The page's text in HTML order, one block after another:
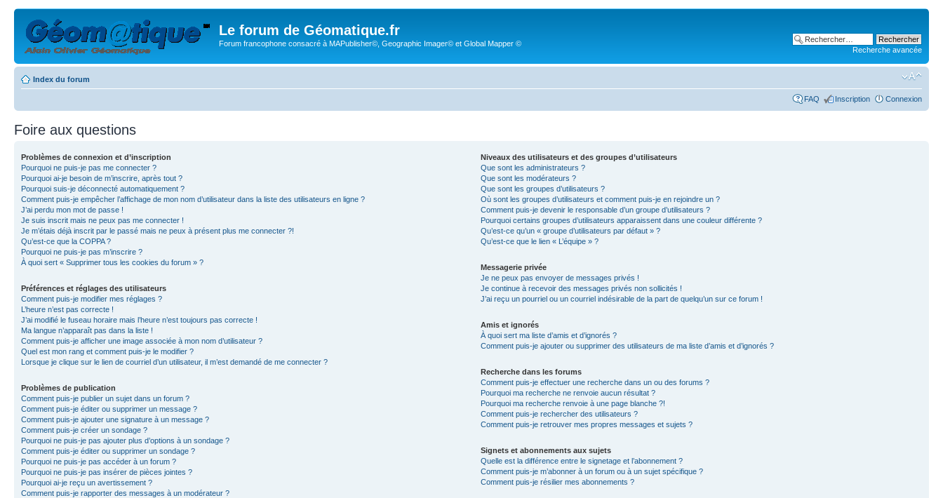
Le forum de Géomatique.fr
Forum francophone consacré à MAPublisher©, Geographic Imager© et Global Mapper ©
Recherche avancée
Index du forum
FAQ Inscription Connexion
Foire aux questions
Problèmes de connexion et d’inscription
Pourquoi ne puis-je pas me connecter ?
Pourquoi ai-je besoin de m’inscrire, après tout ?
Pourquoi suis-je déconnecté automatiquement ?
Comment puis-je empêcher l’affichage de mon nom d’utilisateur dans la liste des utilisateurs en ligne ?
J’ai perdu mon mot de passe !
Je suis inscrit mais ne peux pas me connecter !
Je m’étais déjà inscrit par le passé mais ne peux à présent plus me connecter ?!
Qu’est-ce que la COPPA ?
Pourquoi ne puis-je pas m’inscrire ?
À quoi sert « Supprimer tous les cookies du forum » ?
Préférences et réglages des utilisateurs
Comment puis-je modifier mes réglages ?
L’heure n’est pas correcte !
J’ai modifié le fuseau horaire mais l’heure n’est toujours pas correcte !
Ma langue n’apparaît pas dans la liste !
Comment puis-je afficher une image associée à mon nom d’utilisateur ?
Quel est mon rang et comment puis-je le modifier ?
Lorsque je clique sur le lien de courriel d’un utilisateur, il m’est demandé de me connecter ?
Problèmes de publication
Comment puis-je publier un sujet dans un forum ?
Comment puis-je éditer ou supprimer un message ?
Comment puis-je ajouter une signature à un message ?
Comment puis-je créer un sondage ?
Pourquoi ne puis-je pas ajouter plus d’options à un sondage ?
Comment puis-je éditer ou supprimer un sondage ?
Pourquoi ne puis-je pas accéder à un forum ?
Pourquoi ne puis-je pas insérer de pièces jointes ?
Pourquoi ai-je reçu un avertissement ?
Comment puis-je rapporter des messages à un modérateur ?
Niveaux des utilisateurs et des groupes d’utilisateurs
Que sont les administrateurs ?
Que sont les modérateurs ?
Que sont les groupes d’utilisateurs ?
Où sont les groupes d’utilisateurs et comment puis-je en rejoindre un ?
Comment puis-je devenir le responsable d’un groupe d’utilisateurs ?
Pourquoi certains groupes d’utilisateurs apparaissent dans une couleur différente ?
Qu’est-ce qu’un « groupe d’utilisateurs par défaut » ?
Qu’est-ce que le lien « L’équipe » ?
Messagerie privée
Je ne peux pas envoyer de messages privés !
Je continue à recevoir des messages privés non sollicités !
J’ai reçu un pourriel ou un courriel indésirable de la part de quelqu’un sur ce forum !
Amis et ignorés
À quoi sert ma liste d’amis et d’ignorés ?
Comment puis-je ajouter ou supprimer des utilisateurs de ma liste d’amis et d’ignorés ?
Recherche dans les forums
Comment puis-je effectuer une recherche dans un ou des forums ?
Pourquoi ma recherche ne renvoie aucun résultat ?
Pourquoi ma recherche renvoie à une page blanche ?!
Comment puis-je rechercher des utilisateurs ?
Comment puis-je retrouver mes propres messages et sujets ?
Signets et abonnements aux sujets
Quelle est la différence entre le signetage et l’abonnement ?
Comment puis-je m’abonner à un forum ou à un sujet spécifique ?
Comment puis-je résilier mes abonnements ?